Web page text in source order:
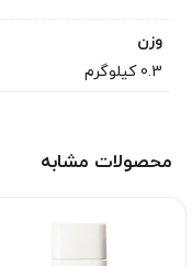
وزن
0.3 کیلوگرم
محصولات مشابه